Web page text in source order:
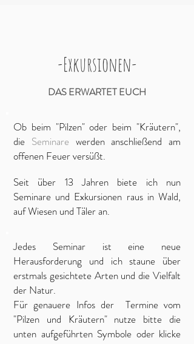
-Exkursionen-
DAS ERWARTET EUCH
Ob beim "Pilzen" oder beim "Kräutern",
die Seminare werden anschließend am
offenen Feuer versüßt.
Seit über 13 Jahren biete ich nun
Seminare und Exkursionen raus in Wald,
auf Wiesen und Täler an.
Jedes Seminar ist eine neue
Herausforderung und ich staune über
erstmals gesichtete Arten und die Vielfalt
der Natur.
Für genauere Infos der Termine vom
"Pilzen und Kräutern" nutze bitte die
unten aufgeführten Symbole oder klicke